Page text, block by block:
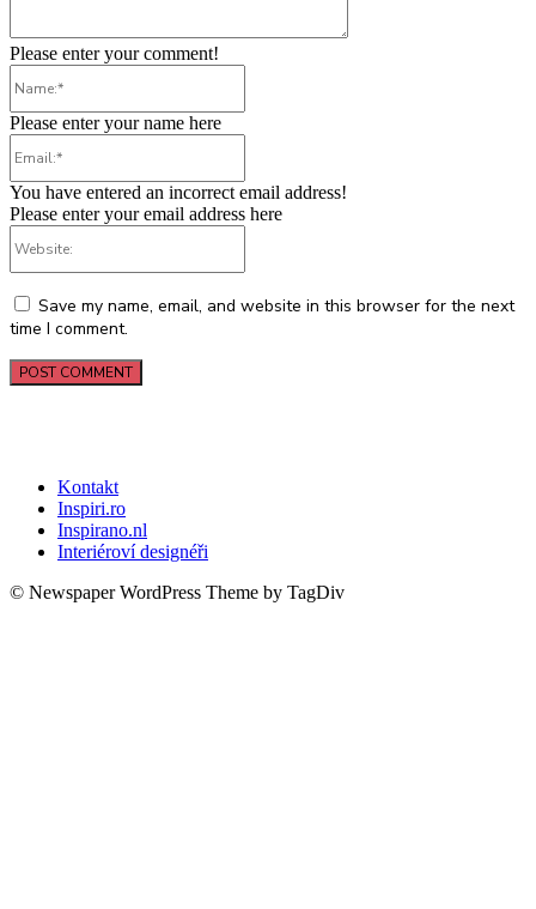
Please enter your comment!
Please enter your name here
You have entered an incorrect email address!
Please enter your email address here
Save my name, email, and website in this browser for the next
time I comment.
Kontakt
Inspiri.ro
Inspirano.nl
Interiéroví designéři
© Newspaper WordPress Theme by TagDiv